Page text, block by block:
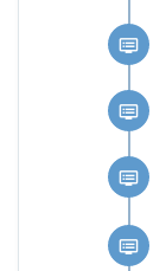
dvr
dvr
dvr
dvr